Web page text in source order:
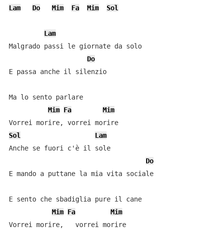
Lam Do Mim Fa Mim Sol
Lam
Malgrado passi le giornate da solo
Do
E passa anche il silenzio
Ma lo sento parlare
Mim Fa
Mim
Vorrei morire, vorrei morire
Sol
Lam
Anche se fuori c'è il sole
Do
E mando a puttane la mia vita sociale
E sento che sbadiglia pure il cane
Mim Fa
Mim
Vorrei morire,   vorrei morire